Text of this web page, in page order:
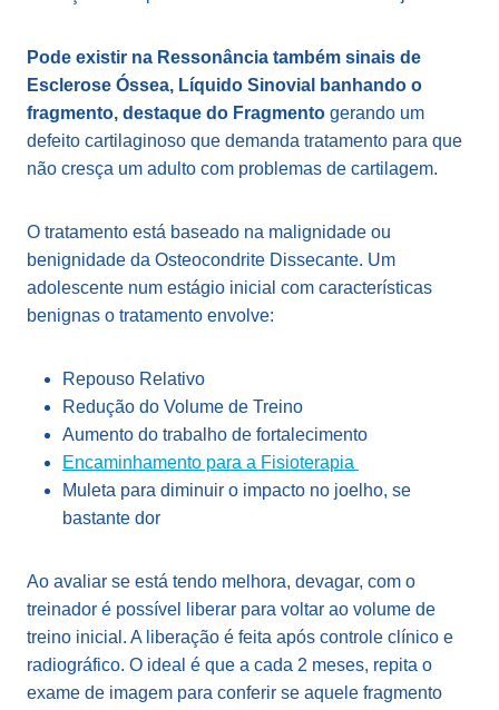
Pode existir na Ressonância também sinais de
Esclerose Óssea, Líquido Sinovial banhando o
fragmento, destaque do Fragmento gerando um
defeito cartilaginoso que demanda tratamento para que
não cresça um adulto com problemas de cartilagem.
O tratamento está baseado na malignidade ou
benignidade da Osteocondrite Dissecante. Um
adolescente num estágio inicial com características
benignas o tratamento envolve:
Repouso Relativo
Redução do Volume de Treino
Aumento do trabalho de fortalecimento
Encaminhamento para a Fisioterapia
Muleta para diminuir o impacto no joelho, se
bastante dor
Ao avaliar se está tendo melhora, devagar, com o
treinador é possível liberar para voltar ao volume de
treino inicial. A liberação é feita após controle clínico e
radiográfico. O ideal é que a cada 2 meses, repita o
exame de imagem para conferir se aquele fragmento